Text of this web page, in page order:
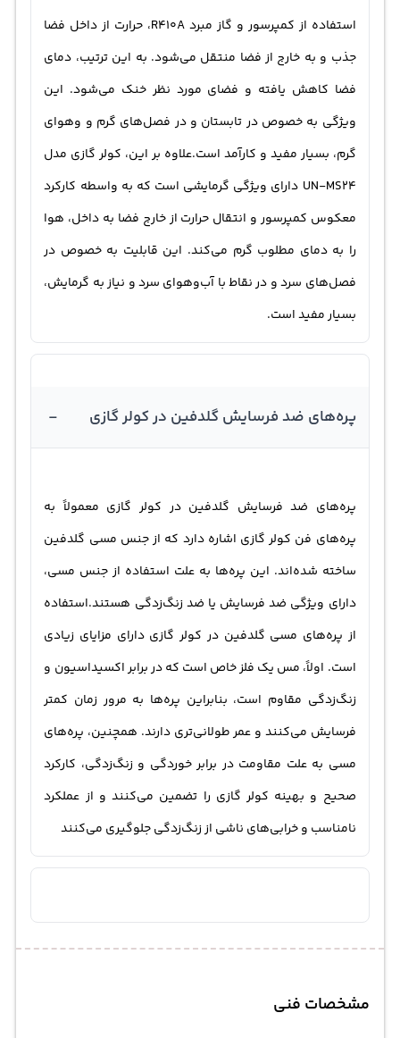
استفاده از کمپرسور و گاز مبرد R410A، حرارت از داخل فضا
جذب و به خارج از فضا منتقل می‌شود. به این ترتیب، دمای
فضا کاهش یافته و فضای مورد نظر خنک می‌شود. این
ویژگی به خصوص در تابستان و در فصل‌های گرم و و‌هوای
گرم، بسیار مفید و کارآمد است.علاوه بر این، کولر گازی مدل
UN-MS24 دارای ویژگی گرمایشی است که به واسطه کارکرد
معکوس کمپرسور و انتقال حرارت از خارج فضا به داخل، هوا
را به دمای مطلوب گرم می‌کند. این قابلیت به خصوص در
فصل‌های سرد و در نقاط با آب‌و‌هوای سرد و نیاز به گرمایش،
بسیار مفید است.
پره‌های ضد فرسایش گلدفین در کولر گازی -
پره‌های ضد فرسایش گلدفین در کولر گازی معمولاً به
پره‌های فن کولر گازی اشاره دارد که از جنس مسی گلدفین
ساخته شده‌اند. این پره‌ها به علت استفاده از جنس مسی،
دارای ویژگی ضد فرسایش یا ضد زنگ‌زدگی هستند.استفاده
از پره‌های مسی گلدفین در کولر گازی دارای مزایای زیادی
است. اولاً، مس یک فلز خاص است که در برابر اکسیداسیون و
زنگ‌زدگی مقاوم است، بنابراین پره‌ها به مرور زمان کمتر
فرسایش می‌کنند و عمر طولانی‌تری دارند. همچنین، پره‌های
مسی به علت مقاومت در برابر خوردگی و زنگ‌زدگی، کارکرد
صحیح و بهینه کولر گازی را تضمین می‌کنند و از عملکرد
نامناسب و خرابی‌های ناشی از زنگ‌زدگی جلوگیری می‌کنند
مشخصات فنی